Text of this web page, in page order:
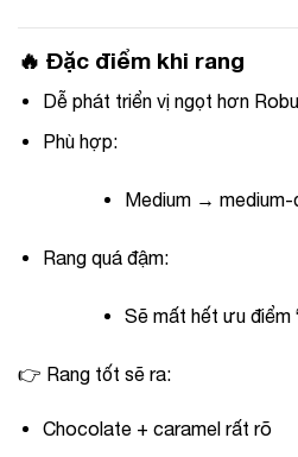
🔥 Đặc điểm khi rang
Dễ phát triển vị ngọt hơn
Phù hợp:
Medium → medium-
Rang quá đậm:
Sẽ mất hết ưu điểm
👉 Rang tốt sẽ ra:
Chocolate + caramel rất rõ